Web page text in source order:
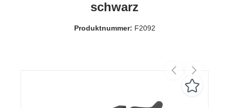
schwarz
Produktnummer: F2092